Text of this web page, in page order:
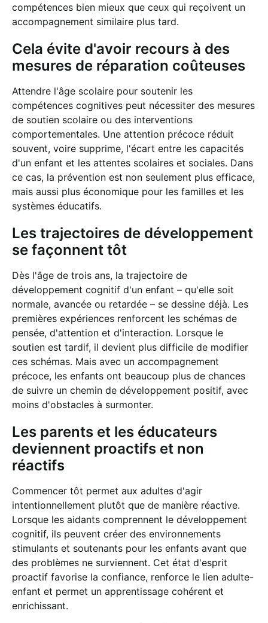
compétences bien mieux que ceux qui reçoivent un
accompagnement similaire plus tard.
Cela évite d'avoir recours à des
mesures de réparation coûteuses
Attendre l'âge scolaire pour soutenir les
compétences cognitives peut nécessiter des mesures
de soutien scolaire ou des interventions
comportementales. Une attention précoce réduit
souvent, voire supprime, l'écart entre les capacités
d'un enfant et les attentes scolaires et sociales. Dans
ce cas, la prévention est non seulement plus efficace,
mais aussi plus économique pour les familles et les
systèmes éducatifs.
Les trajectoires de développement
se façonnent tôt
Dès l'âge de trois ans, la trajectoire de
développement cognitif d'un enfant – qu'elle soit
normale, avancée ou retardée – se dessine déjà. Les
premières expériences renforcent les schémas de
pensée, d'attention et d'interaction. Lorsque le
soutien est tardif, il devient plus difficile de modifier
ces schémas. Mais avec un accompagnement
précoce, les enfants ont beaucoup plus de chances
de suivre un chemin de développement positif, avec
moins d'obstacles à surmonter.
Les parents et les éducateurs
deviennent proactifs et non
réactifs
Commencer tôt permet aux adultes d'agir
intentionnellement plutôt que de manière réactive.
Lorsque les aidants comprennent le développement
cognitif, ils peuvent créer des environnements
stimulants et soutenants pour les enfants avant que
des problèmes ne surviennent. Cet état d'esprit
proactif favorise la confiance, renforce le lien adulte-
enfant et permet un apprentissage cohérent et
enrichissant.